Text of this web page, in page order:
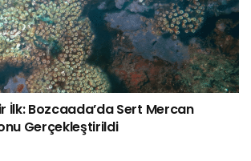
İlk: Bozcaada’da Sert Mercan
Gerçekleştirildi